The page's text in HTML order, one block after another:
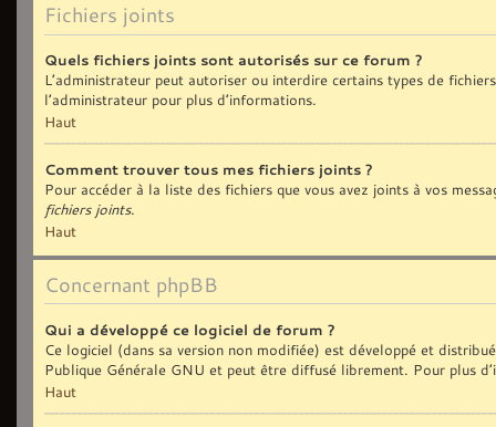
Fichiers joints
Quels fichiers joints sont autorisés sur ce forum ?
L’administrateur peut autoriser ou interdire certains types de
l’administrateur pour plus d’informations.
Haut
Comment trouver tous mes fichiers joints ?
Pour accéder à la liste des fichiers que vous avez joints à vos
fichiers joints.
Haut
Concernant phpBB
Qui a développé ce logiciel de forum ?
Ce logiciel (dans sa version non modifiée) est développé et
Publique Générale GNU et peut être diffusé librement. Pour plus
Haut